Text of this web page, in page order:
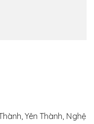
Yên Thành, Nghệ